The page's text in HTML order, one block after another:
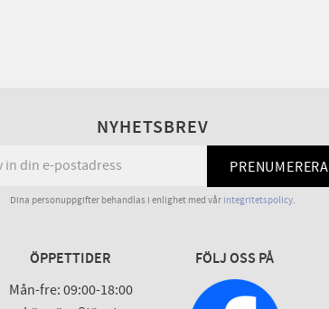
NYHETSBREV
PRENUMERERA
Dina personuppgifter behandlas i enlighet med vår integritetspolicy.
ÖPPETTIDER
Mån-fre: 09:00-18:00
FÖLJ OSS PÅ